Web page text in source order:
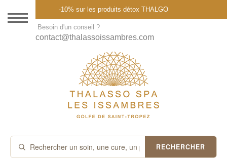
DESTINATION
THALASSO SPA
CURES ET FORFAITS
SOINS À LA CARTE
ABONNEMENTS
-10% sur les produits détox THALGO
Besoin d'un conseil ?
contact@thalassoissambres.com
RECHERCHER